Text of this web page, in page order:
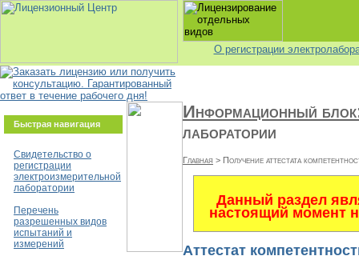
О регистрации
Быстрая навигация
Свидетельство о
регистрации
электроизмерительной
лаборатории
Перечень
разрешенных видов
испытаний и
измерений
Информационный
лаборатории
Главная > Получение аттестата
Данный раздел
настоящий момент
Аттестат